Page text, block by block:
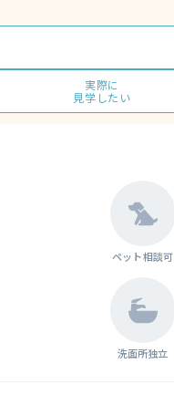
実際に
見学したい
ペット相談可
洗面所独立